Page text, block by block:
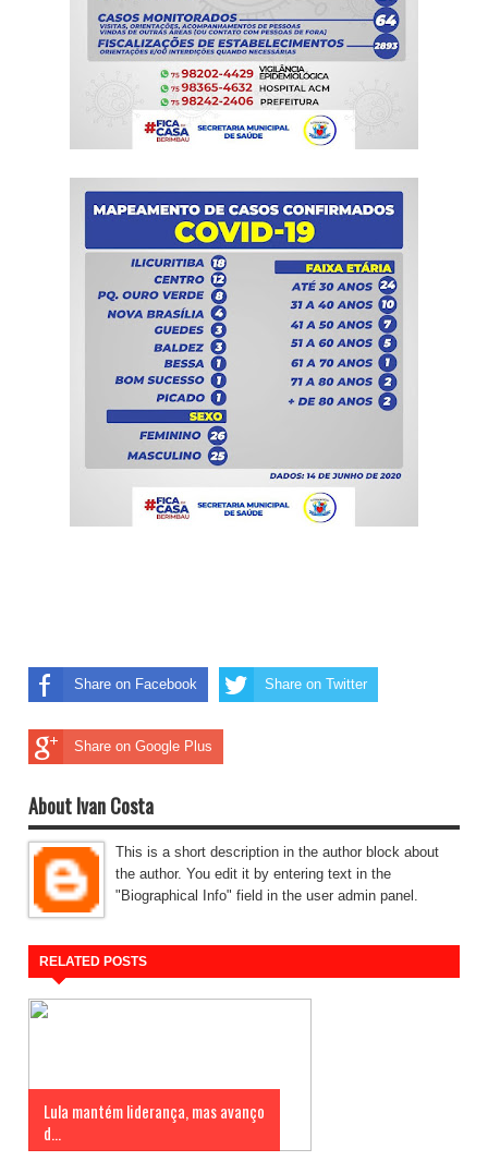
Share on Facebook Share on Twitter
Share on Google Plus
About Ivan Costa
This is a short description in the author block about
the author. You edit it by entering text in the
"Biographical Info" field in the user admin panel.
RELATED POSTS
Lula mantém liderança, mas avanço
d...